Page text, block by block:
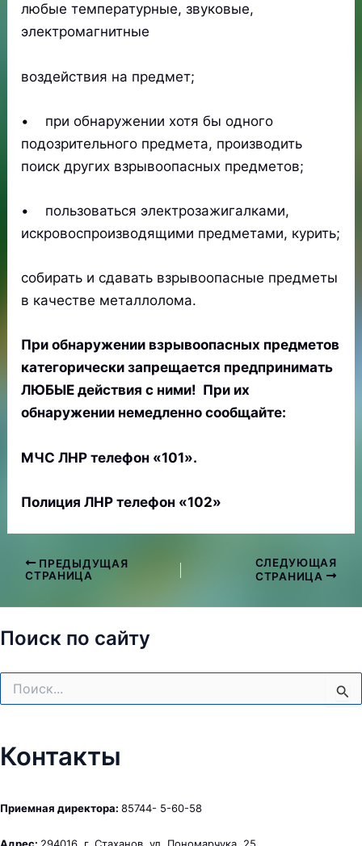
любые температурные, звуковые,
электромагнитные
воздействия на предмет;
• при обнаружении хотя бы одного
подозрительного предмета, производить
поиск других взрывоопасных предметов;
• пользоваться электрозажигалками,
искровоспроизводящими предметами, курить;
собирать и сдавать взрывоопасные предметы
в качестве металлолома.
При обнаружении взрывоопасных предметов
категорически запрещается предпринимать
ЛЮБЫЕ действия с ними! При их
обнаружении немедленно сообщайте:
МЧС ЛНР телефон «101».
Полиция ЛНР телефон «102»
Навигация
записям
ПРЕДЫДУЩАЯ
СТРАНИЦА
СЛЕДУЮЩАЯ
СТРАНИЦА
Поиск по сайту
Контакты
Приемная директора: 85744- 5-60-58